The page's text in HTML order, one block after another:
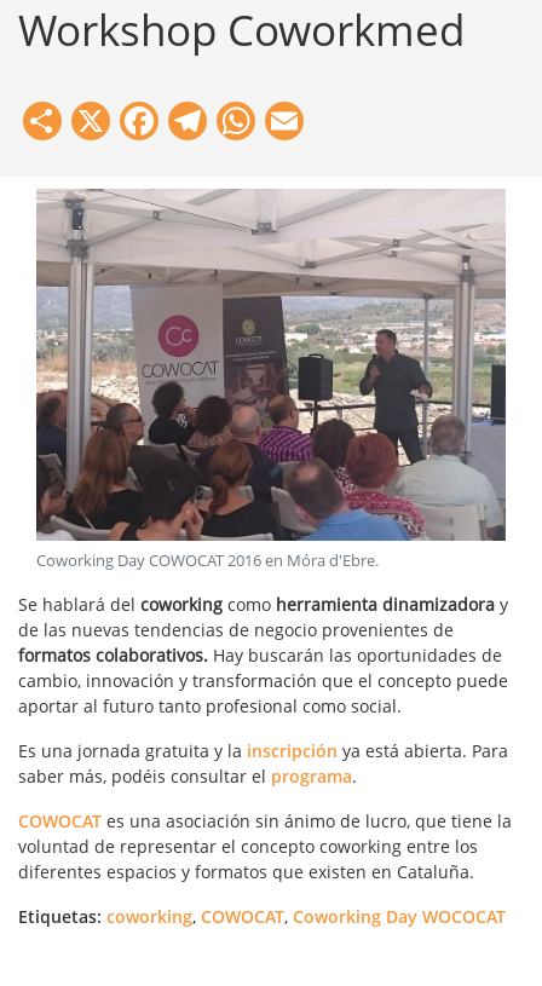
Workshop Coworkmed
Share
X Facebook
Telegram
WhatsApp
Coworking Day COWOCAT 2016 en Móra d'Ebre.
Se hablará del coworking como herramienta dinamizadora y
de las nuevas tendencias de negocio provenientes de
formatos colaborativos. Hay buscarán las oportunidades de
cambio, innovación y transformación que el concepto puede
aportar al futuro tanto profesional como social.
Es una jornada gratuita y la inscripción ya está abierta. Para
saber más, podéis consultar el programa.
COWOCAT es una asociación sin ánimo de lucro, que tiene la
voluntad de representar el concepto coworking entre los
diferentes espacios y formatos que existen en Cataluña.
Etiquetas: coworking, COWOCAT, Coworking Day WOCOCAT